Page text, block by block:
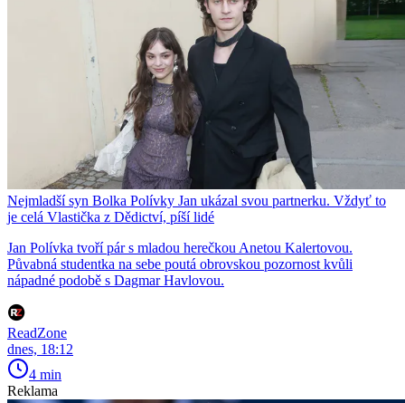
Nejmladší syn Bolka Polívky Jan ukázal svou partnerku. Vždyť to
je celá Vlastička z Dědictví, píší lidé
Jan Polívka tvoří pár s mladou herečkou Anetou Kalertovou.
Půvabná studentka na sebe poutá obrovskou pozornost kvůli
nápadné podobě s Dagmar Havlovou.
ReadZone
dnes, 18:12
4 min
Reklama